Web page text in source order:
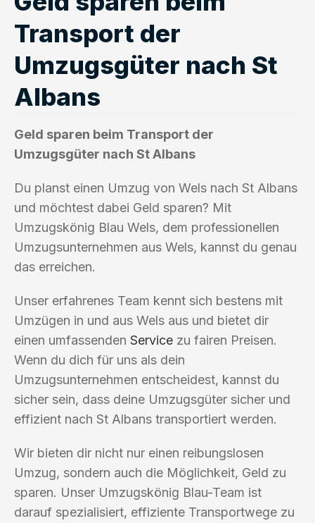
Transport der
Umzugsgüter nach St
Albans
Geld sparen beim Transport der
Umzugsgüter nach St Albans
Du planst einen Umzug von Wels nach St Albans
und möchtest dabei Geld sparen? Mit
Umzugskönig Blau Wels, dem professionellen
Umzugsunternehmen aus Wels, kannst du genau
das erreichen.
Unser erfahrenes Team kennt sich bestens mit
Umzügen in und aus Wels aus und bietet dir
einen umfassenden Service zu fairen Preisen.
Wenn du dich für uns als dein
Umzugsunternehmen entscheidest, kannst du
sicher sein, dass deine Umzugsgüter sicher und
effizient nach St Albans transportiert werden.
Wir bieten dir nicht nur einen reibungslosen
Umzug, sondern auch die Möglichkeit, Geld zu
sparen. Unser Umzugskönig Blau-Team ist
darauf spezialisiert, effiziente Transportwege zu